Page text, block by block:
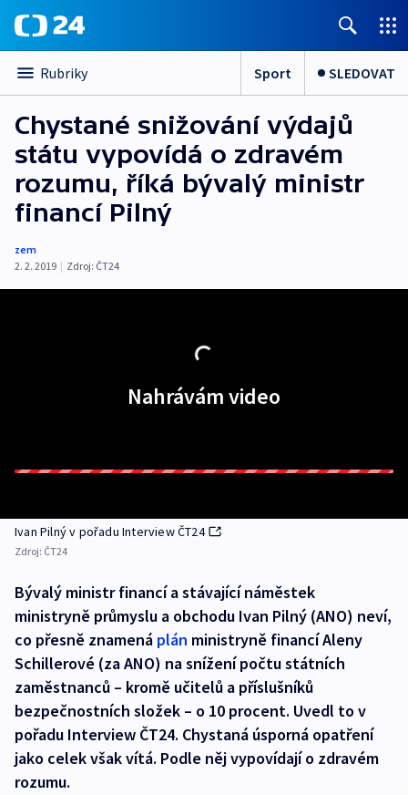
Rubriky Sport SLEDOVAT
Chystané snižování výdajů
státu vypovídá o zdravém
rozumu, říká bývalý ministr
financí Pilný
zem
2. 2. 2019 | Zdroj: ČT24
Nahrávám video
Ivan Pilný v pořadu Interview ČT24
Zdroj: ČT24
Bývalý ministr financí a stávající náměstek
ministryně průmyslu a obchodu Ivan Pilný (ANO) neví,
co přesně znamená plán ministryně financí Aleny
Schillerové (za ANO) na snížení počtu státních
zaměstnanců – kromě učitelů a příslušníků
bezpečnostních složek – o 10 procent. Uvedl to v
pořadu Interview ČT24. Chystaná úsporná opatření
jako celek však vítá. Podle něj vypovídají o zdravém
rozumu.